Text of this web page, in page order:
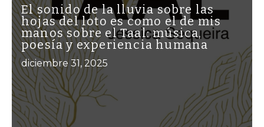
El sonido de la lluvia sobre las
hojas del loto es como el de mis
manos sobre el Taal: música,
poesía y experiencia humana
diciembre 31, 2025